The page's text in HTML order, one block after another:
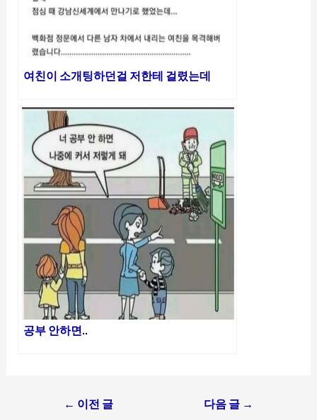
여친이 소개팅하던걸 저한테 걸렸는데
공부 안하면..
Post
← 이전 글 다음 글 →